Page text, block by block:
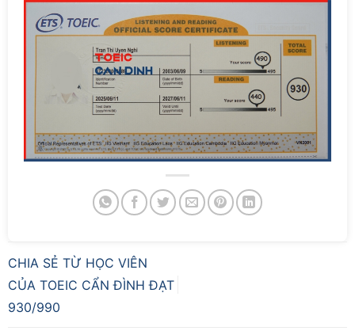
CHIA SẺ TỪ HỌC VIÊN
CỦA TOEIC CẨN ĐÌNH ĐẠT
930/990